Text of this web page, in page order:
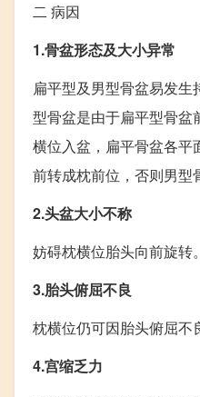
二 病因
1.骨盆形态及大小异常
扁平型及男型骨盆易发
型骨盆是由于扁平型骨盆
横位入盆，扁平骨盆各平
前转成枕前位，否则男型
2.头盆大小不称
妨碍枕横位胎头向前旋转。
3.胎头俯屈不良
枕横位仍可因胎头俯屈不
4.宫缩乏力